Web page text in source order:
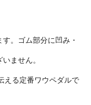
。ゴム部分に凹み・
ません。
える定番ワウペダルで